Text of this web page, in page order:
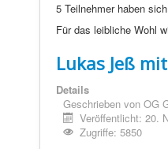
5 Teilnehmer haben
Für das leibliche Wohl
Lukas Jeß
Details
Geschrieben von OG
Veröffentlicht: 20.
Zugriffe: 5850